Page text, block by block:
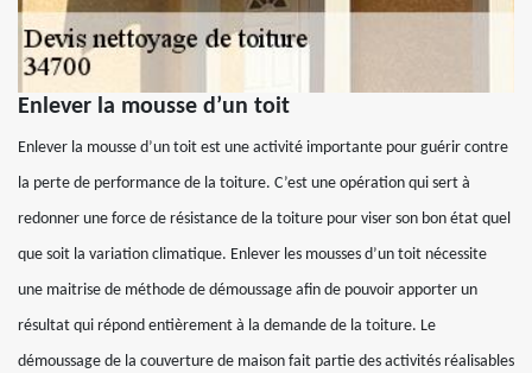
Enlever la mousse d’un toit
Enlever la mousse d’un toit est une activité importante pour guérir contre
la perte de performance de la toiture. C’est une opération qui sert à
redonner une force de résistance de la toiture pour viser son bon état quel
que soit la variation climatique. Enlever les mousses d’un toit nécessite
une maitrise de méthode de démoussage afin de pouvoir apporter un
résultat qui répond entièrement à la demande de la toiture. Le
démoussage de la couverture de maison fait partie des activités réalisables